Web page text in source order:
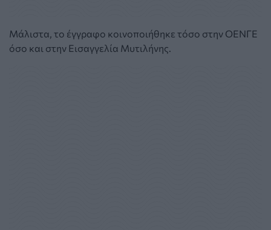
Μάλιστα, το έγγραφο κοινοποιήθηκε τόσο στην ΟΕΝΓΕ
όσο και στην Εισαγγελία Μυτιλήνης.